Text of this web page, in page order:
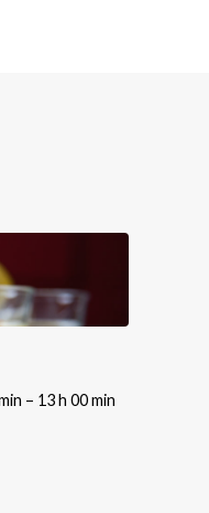
– 13 h 00 min